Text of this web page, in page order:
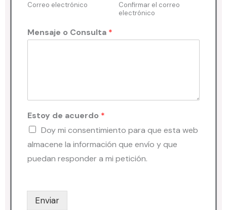
Correo electrónico
Confirmar el correo
electrónico
Mensaje o Consulta *
Estoy de acuerdo *
Doy mi consentimiento para que esta web
almacene la información que envío y que
puedan responder a mi petición.
Enviar